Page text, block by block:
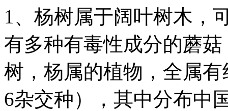
1、杨树属于阔叶树木，
有多种有毒性成分的蘑
树，杨属的植物，全属
6杂交种），其中分布中